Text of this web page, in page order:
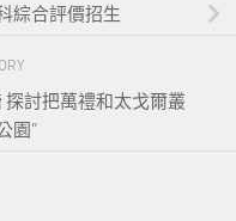
綜合評價招生
討把萬禮和太戈爾叢
園”